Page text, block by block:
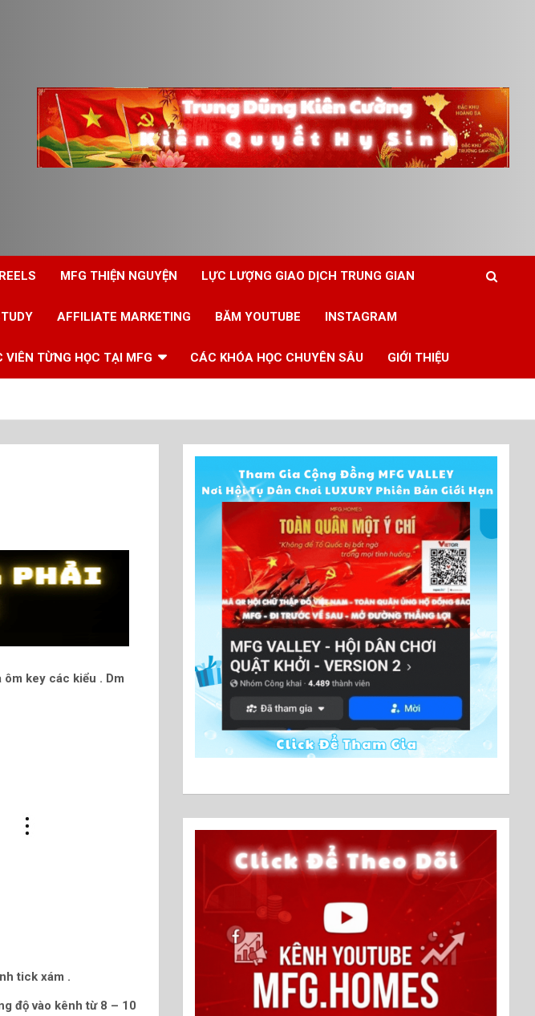
MFG THIỆN NGUYỆN LỰC LƯỢNG GIAO DỊCH TRUNG GIAN
AFFILIATE MARKETING BĂM YOUTUBE INSTAGRAM
VIÊN TỪNG HỌC TẠI MFG CÁC KHÓA HỌC CHUYÊN SÂU GIỚI THIỆU
key các kiểu . Dm
tick xám .
độ vào kênh từ 8 – 10